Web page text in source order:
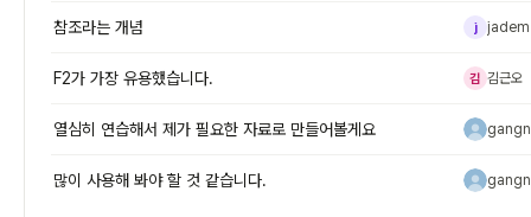
참조라는 개념 j jadem
F2가 가장 유용했습니다. 김 김근오
열심히 연습해서 제가 필요한 자료로 만들어볼게요 g
많이 사용해 봐야 할 것 같습니다. g